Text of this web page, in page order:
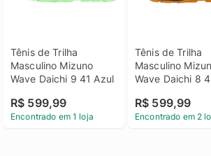
Tênis de Trilha
Masculino Mizuno
Wave Daichi 9 41 Azul
R$ 599,99
Encontrado em 1 loja
Tênis de Trilha
Masculino
Wave Daichi 8
R$ 599,99
Encontrado em 2